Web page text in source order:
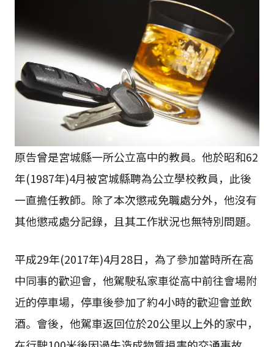
原告曾是宮城縣一所公立高中的教員。他於昭和62
年(1987年)4月被宮城縣聘為公立學校教員，此後
一直擔任教師。除了本次懲戒免職處分外，他沒有
其他懲戒處分記錄，且其工作狀況也無特別問題。
平成29年(2017年)4月28日，為了參加當時所在高
中同事的歡迎會，他駕駛私家車從高中前往會場附
近的停車場，停車後參加了約4小時的歡迎會並飲
酒。會後，他駕車返回位於20公里以上外的家中，